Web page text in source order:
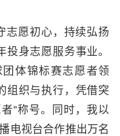
志愿初心，持续弘扬
身志愿服务事业。
体锦标赛志愿者领
组织与执行，凭借突
”称号。同时，我以
电视台合作推出万名